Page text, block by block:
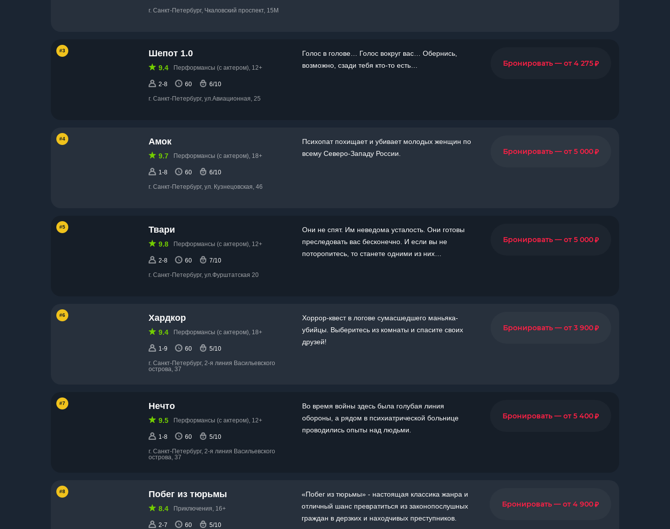
г. Санкт-Петербург, Чкаловский проспект, 15М
#3 Шепот 1.0
9.4 Перформансы (с актером), 12+
2-8 60 6/10
г. Санкт-Петербург, ул.Авиационная, 25
Голос в голове… Голос вокруг вас… Обернись,
возможно, сзади тебя кто-то есть…
Бронировать — от 4 275₽
#4 Амок
9.7 Перформансы (с актером), 18+
1-8 60 6/10
г. Санкт-Петербург, ул. Кузнецовская, 46
Психопат похищает и убивает молодых женщин по
всему Северо-Западу России.
Бронировать — от 5 000₽
#5 Твари
9.8 Перформансы (с актером), 12+
2-8 60 7/10
г. Санкт-Петербург, ул.Фурштатская 20
Они не спят. Им неведома усталость. Они готовы
преследовать вас бесконечно. И если вы не
поторопитесь, то станете одними из них…
Бронировать — от 5 000₽
#6 Хардкор
9.4 Перформансы (с актером), 18+
1-9 60 5/10
г. Санкт-Петербург, 2-я линия Васильевского
острова, 37
Хоррор-квест в логове сумасшедшего маньяка-
убийцы. Выберитесь из комнаты и спасите своих
друзей!
Бронировать — от 3 900₽
#7 Нечто
9.5 Перформансы (с актером), 12+
1-8 60 5/10
г. Санкт-Петербург, 2-я линия Васильевского
острова, 37
Во время войны здесь была голубая линия
обороны, а рядом в психиатрической больнице
проводились опыты над людьми.
Бронировать — от 5 400₽
#8 Побег из тюрьмы
8.4 Приключения, 16+
2-7 60 5/10
«Побег из тюрьмы» - настоящая классика жанра и
отличный шанс превратиться из законопослушных
граждан в дерзких и находчивых преступников.
Бронировать — от 4 900₽